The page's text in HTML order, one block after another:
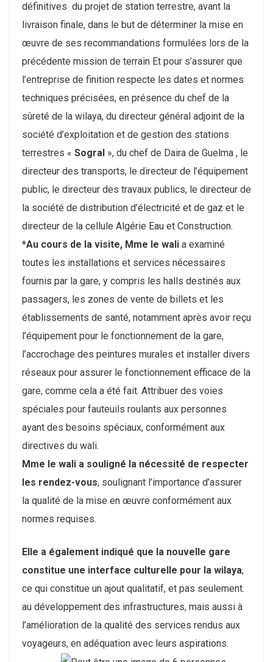
définitives du projet de station terrestre, avant la
livraison finale, dans le but de déterminer la mise en
œuvre de ses recommandations formulées lors de la
précédente mission de terrain Et pour s’assurer que
l’entreprise de finition respecte les dates et normes
techniques précisées, en présence du chef de la
sûreté de la wilaya, du directeur général adjoint de la
société d’exploitation et de gestion des stations
terrestres « Sogral », du chef de Daira de Guelma , le
directeur des transports, le directeur de l’équipement
public, le directeur des travaux publics, le directeur de
la société de distribution d’électricité et de gaz et le
directeur de la cellule Algérie Eau et Construction.
*Au cours de la visite, Mme le wali a examiné
toutes les installations et services nécessaires
fournis par la gare, y compris les halls destinés aux
passagers, les zones de vente de billets et les
établissements de santé, notamment après avoir reçu
l’équipement pour le fonctionnement de la gare,
l’accrochage des peintures murales et installer divers
réseaux pour assurer le fonctionnement efficace de la
gare, comme cela a été fait. Attribuer des voies
spéciales pour fauteuils roulants aux personnes
ayant des besoins spéciaux, conformément aux
directives du wali.
Mme le wali a souligné la nécessité de respecter
les rendez-vous, soulignant l’importance d’assurer
la qualité de la mise en œuvre conformément aux
normes requises.
Elle a également indiqué que la nouvelle gare
constitue une interface culturelle pour la wilaya,
ce qui constitue un ajout qualitatif, et pas seulement.
au développement des infrastructures, mais aussi à
l’amélioration de la qualité des services rendus aux
voyageurs, en adéquation avec leurs aspirations.